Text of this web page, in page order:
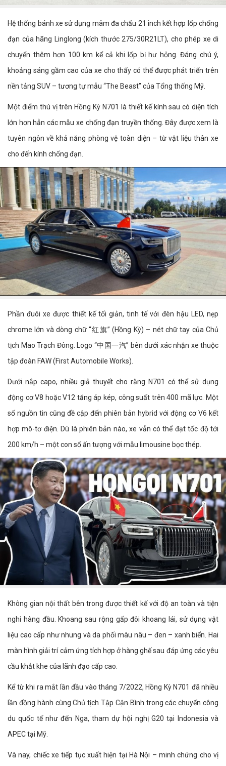
Hệ thống bánh xe sử dụng mâm đa chấu 21 inch kết hợp lốp chống
đạn của hãng Linglong (kích thước 275/30R21LT), cho phép xe di
chuyển thêm hơn 100 km kể cả khi lốp bị hư hỏng. Đáng chú ý,
khoảng sáng gầm cao của xe cho thấy có thể được phát triển trên
nền tảng SUV – tương tự mẫu “The Beast” của Tổng thống Mỹ.
Một điểm thú vị trên Hồng Kỳ N701 là thiết kế kính sau có diện tích
lớn hơn hẳn các mẫu xe chống đạn truyền thống. Đây được xem là
tuyên ngôn về khả năng phòng vệ toàn diện – từ vật liệu thân xe
cho đến kính chống đạn.
Phần đuôi xe được thiết kế tối giản, tinh tế với đèn hậu LED, nẹp
chrome lớn và dòng chữ “红旗” (Hồng Kỳ) – nét chữ tay của Chủ
tịch Mao Trạch Đông. Logo “中国一汽” bên dưới xác nhận xe thuộc
tập đoàn FAW (First Automobile Works).
Dưới nắp capo, nhiều giả thuyết cho rằng N701 có thể sử dụng
động cơ V8 hoặc V12 tăng áp kép, công suất trên 400 mã lực. Một
số nguồn tin cũng đề cập đến phiên bản hybrid với động cơ V6 kết
hợp mô-tơ điện. Dù là phiên bản nào, xe vẫn có thể đạt tốc độ tới
200 km/h – một con số ấn tượng với mẫu limousine bọc thép.
Không gian nội thất bên trong được thiết kế với độ an toàn và tiện
nghi hàng đầu. Khoang sau rộng gấp đôi khoang lái, sử dụng vật
liệu cao cấp như nhung và da phối màu nâu – đen – xanh biển. Hai
màn hình giải trí cảm ứng tích hợp ở hàng ghế sau đáp ứng các yêu
cầu khắt khe của lãnh đạo cấp cao.
Kể từ khi ra mắt lần đầu vào tháng 7/2022, Hồng Kỳ N701 đã nhiều
lần đồng hành cùng Chủ tịch Tập Cận Bình trong các chuyến công
du quốc tế như đến Nga, tham dự hội nghị G20 tại Indonesia và
APEC tại Mỹ.
Và nay, chiếc xe tiếp tục xuất hiện tại Hà Nội – minh chứng cho vị